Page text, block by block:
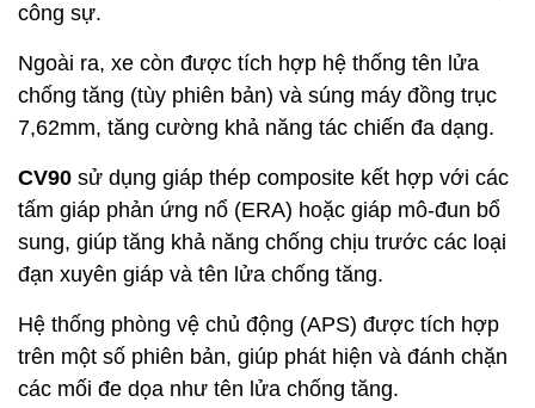
công sự.
Ngoài ra, xe còn được tích hợp hệ thống tên lửa
chống tăng (tùy phiên bản) và súng máy đồng trục
7,62mm, tăng cường khả năng tác chiến đa dạng.
CV90 sử dụng giáp thép composite kết hợp với các
tấm giáp phản ứng nổ (ERA) hoặc giáp mô-đun bổ
sung, giúp tăng khả năng chống chịu trước các loại
đạn xuyên giáp và tên lửa chống tăng.
Hệ thống phòng vệ chủ động (APS) được tích hợp
trên một số phiên bản, giúp phát hiện và đánh chặn
các mối đe dọa như tên lửa chống tăng.